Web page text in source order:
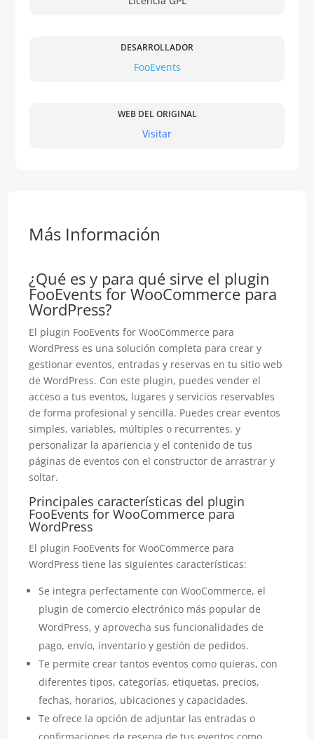
DESARROLLADOR
FooEvents
WEB DEL ORIGINAL
Visitar
Más Información
¿Qué es y para qué sirve el plugin
FooEvents for WooCommerce para
WordPress?
El plugin FooEvents for WooCommerce para
WordPress es una solución completa para crear y
gestionar eventos, entradas y reservas en tu sitio web
de WordPress. Con este plugin, puedes vender el
acceso a tus eventos, lugares y servicios reservables
de forma profesional y sencilla. Puedes crear eventos
simples, variables, múltiples o recurrentes, y
personalizar la apariencia y el contenido de tus
páginas de eventos con el constructor de arrastrar y
soltar.
Principales características del plugin
FooEvents for WooCommerce para
WordPress
El plugin FooEvents for WooCommerce para
WordPress tiene las siguientes características:
Se integra perfectamente con WooCommerce, el
plugin de comercio electrónico más popular de
WordPress, y aprovecha sus funcionalidades de
pago, envío, inventario y gestión de pedidos.
Te permite crear tantos eventos como quieras, con
diferentes tipos, categorías, etiquetas, precios,
fechas, horarios, ubicaciones y capacidades.
Te ofrece la opción de adjuntar las entradas o